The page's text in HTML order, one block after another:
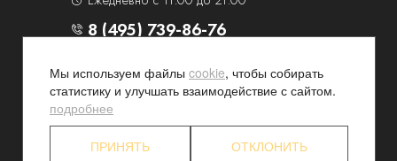
8 (495) 739-86-76
О компании
Услуги
Контакты и схема проезда
Наши преимущества
Партнерские программы
Конфиденциальность
Мы используем файлы cookie, чтобы собирать
статистику и улучшать взаимодействие с сайтом.
подробнее
ПРИНЯТЬ ОТКЛОНИТЬ